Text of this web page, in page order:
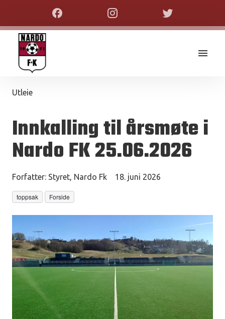
Utleie
Innkalling til årsmøte i
Nardo FK 25.06.2026
Forfatter: Styret, Nardo Fk 18. juni 2026
toppsak Forside